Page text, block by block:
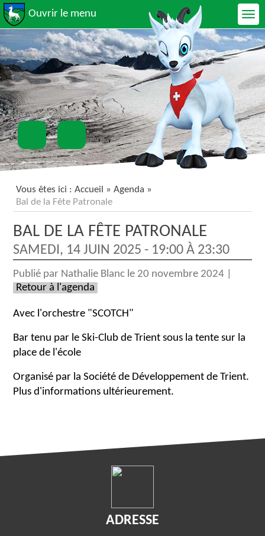
Ouvrir le menu
Vous êtes ici :Accueil »Agenda »
Bal de la Fête Patronale
BAL DE LA FÊTE PATRONALE
SAMEDI, 14 JUIN 2025 - 19:00 À 23:30
Publié par Nathalie Blanc le 20 novembre 2024 |
Retour à l'agenda
Avec l'orchestre "SCOTCH"
Bar tenu par le Ski-Club de Trient sous la tente sur la
place de l'école
Organisé par la Société de Développement de Trient.
Plus d'informations ultérieurement.
ADRESSE